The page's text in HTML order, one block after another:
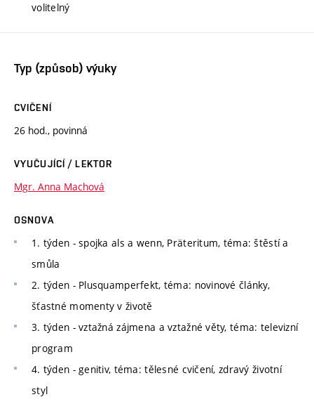
volitelný
Typ (způsob) výuky
CVIČENÍ
26 hod., povinná
VYUČUJÍCÍ / LEKTOR
Mgr. Anna Machová
OSNOVA
1. týden - spojka als a wenn, Präteritum, téma: štěstí a
smůla
2. týden - Plusquamperfekt, téma: novinové články,
šťastné momenty v životě
3. týden - vztažná zájmena a vztažné věty, téma: televizní
program
4. týden - genitiv, téma: tělesné cvičení, zdravý životní
styl